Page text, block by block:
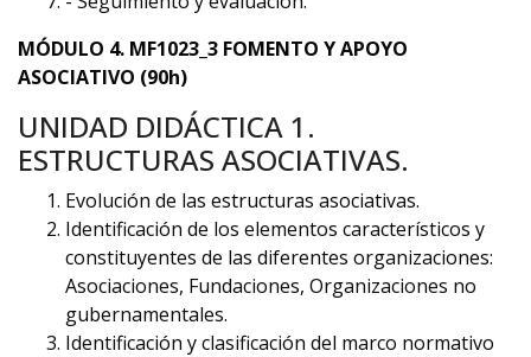
MÓDULO 4. MF1023_3 FOMENTO Y APOYO
ASOCIATIVO (90h)
UNIDAD DIDÁCTICA 1.
ESTRUCTURAS ASOCIATIVAS.
Evolución de las estructuras asociativas.
Identificación de los elementos característicos y
constituyentes de las diferentes organizaciones:
Asociaciones, Fundaciones, Organizaciones no
gubernamentales.
Identificación y clasificación del marco normativo